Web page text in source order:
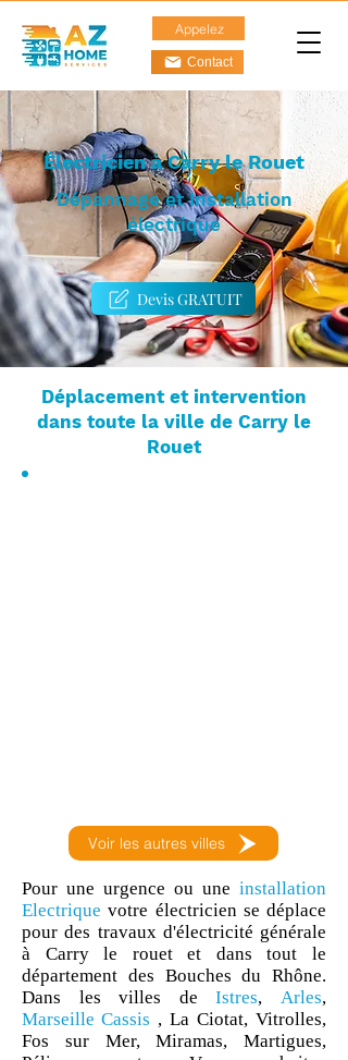
Appelez
Contact
Électricien à Carry le Rouet
Dépannage et Installation
électrique
Devis GRATUIT
Déplacement et intervention
dans toute la ville de Carry le
Rouet
Voir les autres villes
Pour une urgence ou une installation
Electrique votre électricien se déplace
pour des travaux d'électricité générale
à Carry le rouet et dans tout le
département des Bouches du Rhône.
Dans les villes de Istres, Arles,
Marseille Cassis , La Ciotat, Vitrolles,
Fos sur Mer, Miramas, Martigues,